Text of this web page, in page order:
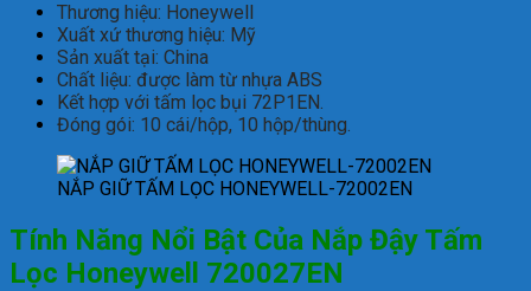
Thương hiệu: Honeywell
Xuất xứ thương hiệu: Mỹ
Sản xuất tại: China
Chất liệu: được làm từ nhựa ABS
Kết hợp với tấm lọc bụi 72P1EN.
Đóng gói: 10 cái/hộp, 10 hộp/thùng.
NẮP GIỮ TẤM LỌC HONEYWELL-72002EN
Tính Năng Nổi Bật Của Nắp Đậy Tấm
Lọc Honeywell 720027EN